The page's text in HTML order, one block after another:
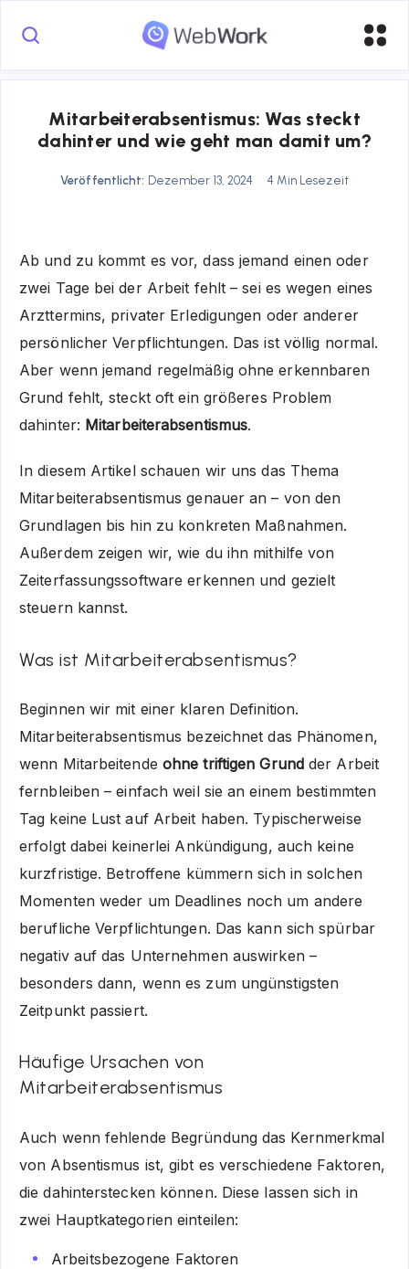
Mitarbeiterabsentismus: Was steckt
dahinter und wie geht man damit um?
Veröffentlicht: Dezember 13, 2024 4 Min Lesezeit
Ab und zu kommt es vor, dass jemand einen oder
zwei Tage bei der Arbeit fehlt – sei es wegen eines
Arzttermins, privater Erledigungen oder anderer
persönlicher Verpflichtungen. Das ist völlig normal.
Aber wenn jemand regelmäßig ohne erkennbaren
Grund fehlt, steckt oft ein größeres Problem
dahinter: Mitarbeiterabsentismus.
In diesem Artikel schauen wir uns das Thema
Mitarbeiterabsentismus genauer an – von den
Grundlagen bis hin zu konkreten Maßnahmen.
Außerdem zeigen wir, wie du ihn mithilfe von
Zeiterfassungssoftware erkennen und gezielt
steuern kannst.
Was ist Mitarbeiterabsentismus?
Beginnen wir mit einer klaren Definition.
Mitarbeiterabsentismus bezeichnet das Phänomen,
wenn Mitarbeitende ohne triftigen Grundder Arbeit
fernbleiben – einfach weil sie an einem bestimmten
Tag keine Lust auf Arbeit haben. Typischerweise
erfolgt dabei keinerlei Ankündigung, auch keine
kurzfristige. Betroffene kümmern sich in solchen
Momenten weder um Deadlines noch um andere
berufliche Verpflichtungen. Das kann sich spürbar
negativ auf das Unternehmen auswirken –
besonders dann, wenn es zum ungünstigsten
Zeitpunkt passiert.
Häufige Ursachen von
Mitarbeiterabsentismus
Auch wenn fehlende Begründung das Kernmerkmal
von Absentismus ist, gibt es verschiedene Faktoren,
die dahinterstecken können. Diese lassen sich in
zwei Hauptkategorien einteilen:
Arbeitsbezogene Faktoren